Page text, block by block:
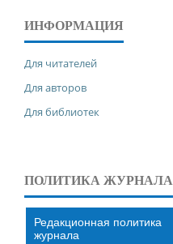
ИНФОРМАЦИЯ
Для читателей
Для авторов
Для библиотек
ПОЛИТИКА ЖУРНАЛА
Редакционная политика
журнала